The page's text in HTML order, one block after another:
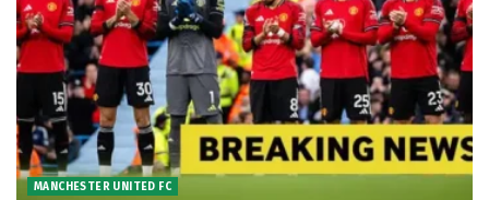
MANCHESTER UNITED FC